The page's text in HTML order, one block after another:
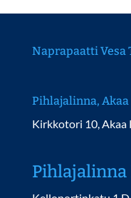
Naprapaatti Vesa
Pihlajalinna, Akaa
Kirkkotori 10, Akaa